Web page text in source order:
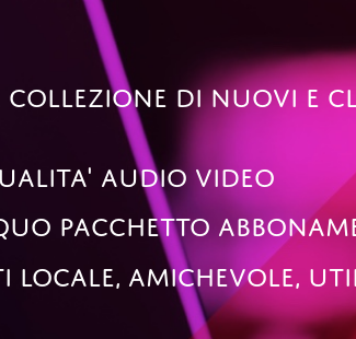
Di Nuovi E
Audio Video
Pacchetto
Amichevole,